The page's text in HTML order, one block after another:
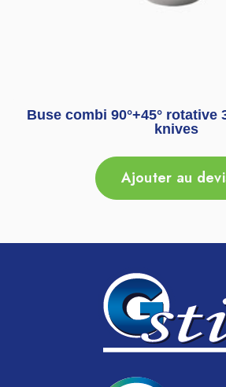
Buse combi 90°+45° rotative
knives
Ajouter au